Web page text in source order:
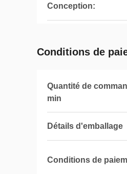
Conception:
Conditions de
Quantité de
min
Détails d'emballage
Conditions de